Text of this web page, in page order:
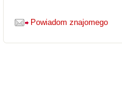
Powiadom znajomego